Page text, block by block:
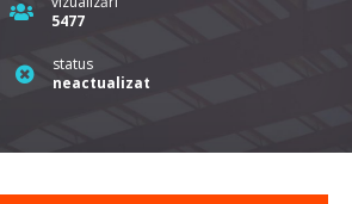
5477
status
neactualizat